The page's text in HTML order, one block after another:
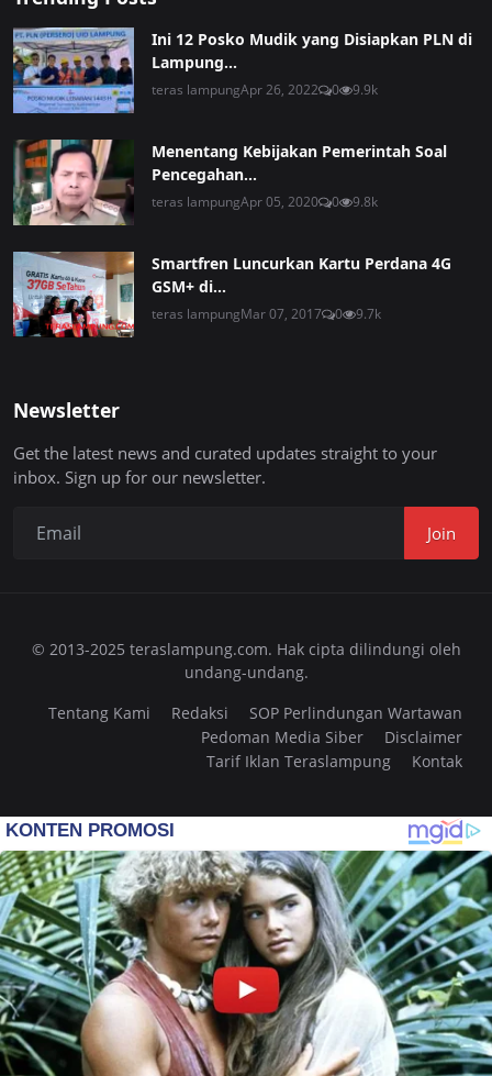
Ini 12 Posko Mudik yang Disiapkan PLN di
Lampung...
teras lampungApr 26, 2022 0 9.9k
Menentang Kebijakan Pemerintah Soal
Pencegahan...
teras lampungApr 05, 2020 0 9.8k
Smartfren Luncurkan Kartu Perdana 4G
GSM+ di...
teras lampungMar 07, 2017 0 9.7k
Newsletter
Get the latest news and curated updates straight to your
inbox. Sign up for our newsletter.
Join
© 2013-2025 teraslampung.com. Hak cipta dilindungi oleh
undang-undang.
Tentang Kami
Redaksi
SOP Perlindungan Wartawan
Pedoman Media Siber
Disclaimer
Tarif Iklan Teraslampung
Kontak